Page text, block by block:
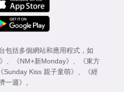
包括多個網站和應用程式，如
、 《NM+新Monday》 、
《東方
《Sunday Kiss 親子童萌》 、
《經
一週》 。